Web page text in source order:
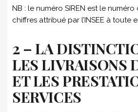
NB : le numéro SIREN est le numéro
chiffres attribué par l’INSEE à toute
2 – LA
LES LIVRAISONS
ET LES
SERVICES